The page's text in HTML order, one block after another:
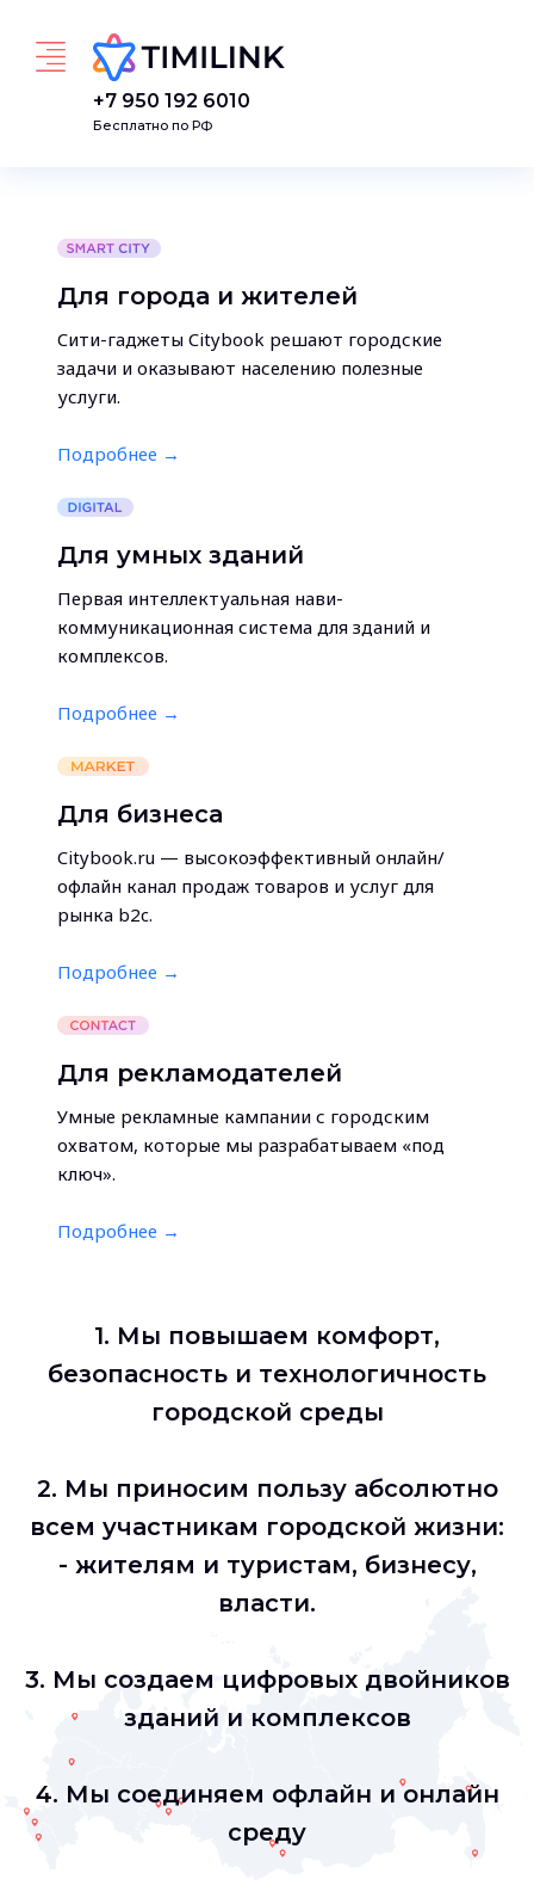
+7 950 192 6010
Бесплатно по РФ
Для города и жителей
Cити-гаджеты Citybook решают городские
задачи и оказывают населению полезные
услуги.
Подробнее →
Для умных зданий
Первая интеллектуальная нави-
коммуникационная система для зданий и
комплексов.
Подробнее →
Для бизнеса
Citybook.ru — высокоэффективный онлайн/
офлайн канал продаж товаров и услуг для
рынка b2c.
Подробнее →
Для рекламодателей
Умные рекламные кампании с городским
охватом, которые мы разрабатываем «под
ключ».
Подробнее →
1. Мы повышаем комфорт,
безопасность и технологичность
городской среды
2. Мы приносим пользу абсолютно
всем участникам городской жизни:
- жителям и туристам, бизнесу,
власти.
3. Мы создаем цифровых двойников
зданий и комплексов
4. Мы соединяем офлайн и онлайн
среду